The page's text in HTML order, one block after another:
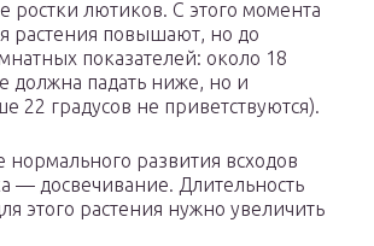
ростки лютиков. С этого момента
растения повышают, но до
показателей: около 18
должна падать ниже, но и
22 градусов не приветствуются).
нормального развития всходов
— досвечивание. Длительность
этого растения нужно увеличить